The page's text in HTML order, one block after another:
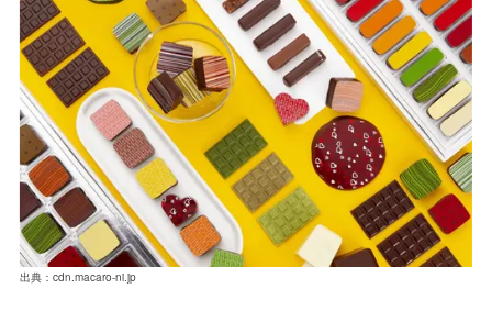
出典：cdn.macaro-ni.jp